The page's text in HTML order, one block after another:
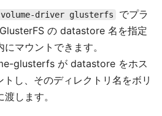
driver glusterfs
でプラ
の datastore 名を指定
マウントできます。
glusterfs が datastore をホス
し、そのディレクトリ名をボリ
します。